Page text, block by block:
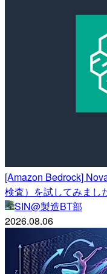
[Amazon Bedrock]
検査）を試してみまし
SIN@製造BT部
2026.08.06